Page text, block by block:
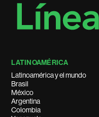
LATINOAMÉRICA
Latinoamérica y el mundo
Brasil
México
Argentina
Colombia